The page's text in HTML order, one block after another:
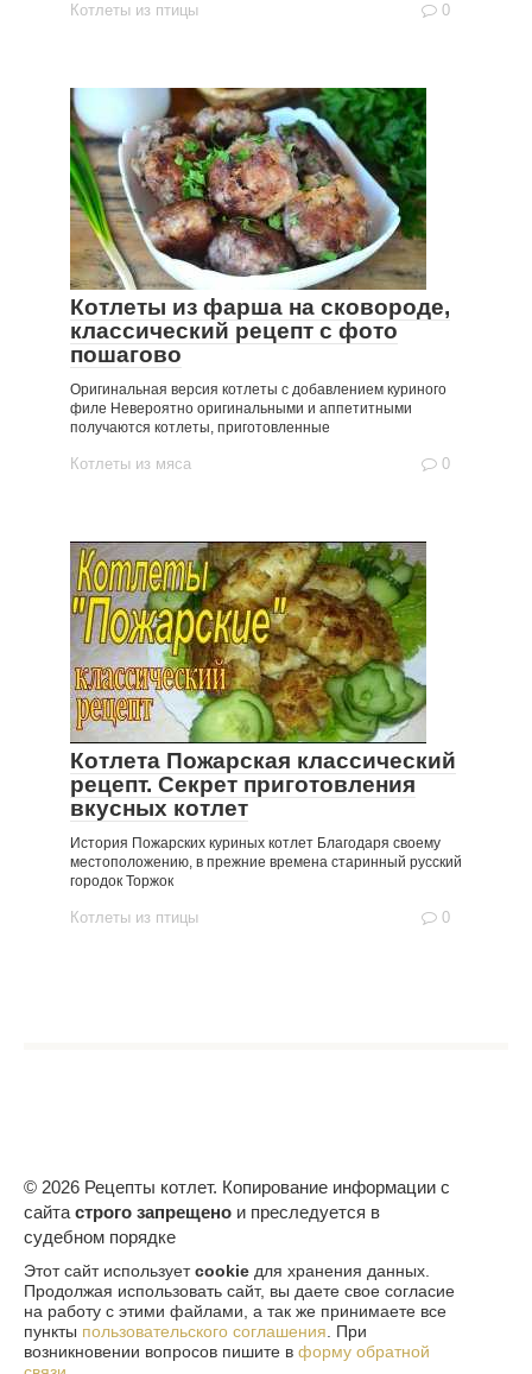
Котлеты из птицы 0
Котлеты из фарша на сковороде,
классический рецепт с фото
пошагово
Оригинальная версия котлеты с добавлением куриного
филе Невероятно оригинальными и аппетитными
получаются котлеты, приготовленные
Котлеты из мяса 0
Котлета Пожарская классический
рецепт. Секрет приготовления
вкусных котлет
История Пожарских куриных котлет Благодаря своему
местоположению, в прежние времена старинный русский
городок Торжок
Котлеты из птицы 0
© 2026 Рецепты котлет. Копирование информации с
сайта строго запрещено и преследуется в
судебном порядке
Этот сайт использует cookie для хранения данных.
Продолжая использовать сайт, вы даете свое согласие
на работу с этими файлами, а так же принимаете все
пункты пользовательского соглашения. При
возникновении вопросов пишите в форму обратной